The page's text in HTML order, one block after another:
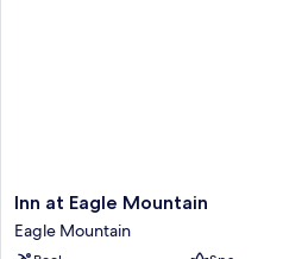
Inn
at
Eagle
Inn at Eagle Mountain
Eagle Mountain